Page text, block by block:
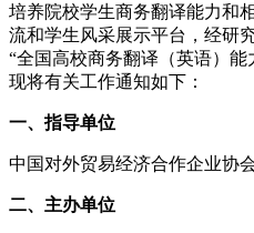
培养院校学生商务翻译能力和
流和学生风采展示平台，经研
“全国高校商务翻译（英语）能
现将有关工作通知如下：
一、指导单位
中国对外贸易经济合作企业协
二、主办单位